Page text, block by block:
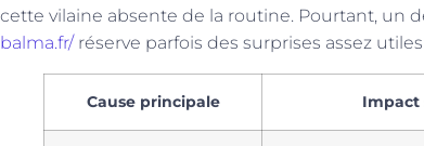
cette vilaine absente de la routine. Pourtant, un
balma.fr/réserve parfois des surprises assez
Cause principale Impact